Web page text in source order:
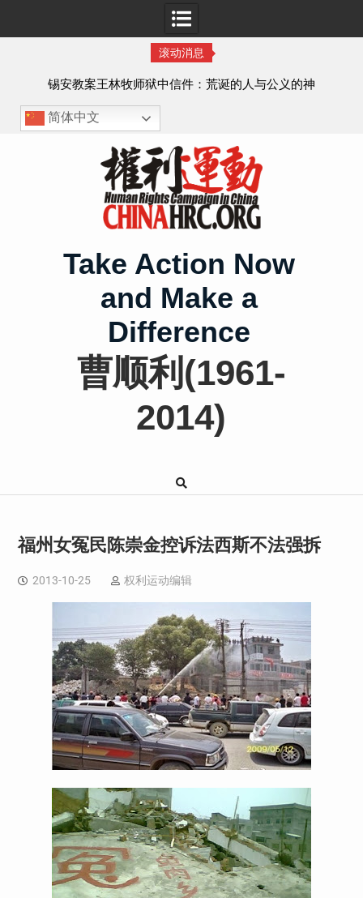
滚动消息
锡安教案王林牧师狱中信件：荒诞的人与公义的神
简体中文
Take Action Now
and Make a
Difference
曹顺利(1961-
2014)
福州女冤民陈崇金控诉法西斯不法强拆
2013-10-25 权利运动编辑